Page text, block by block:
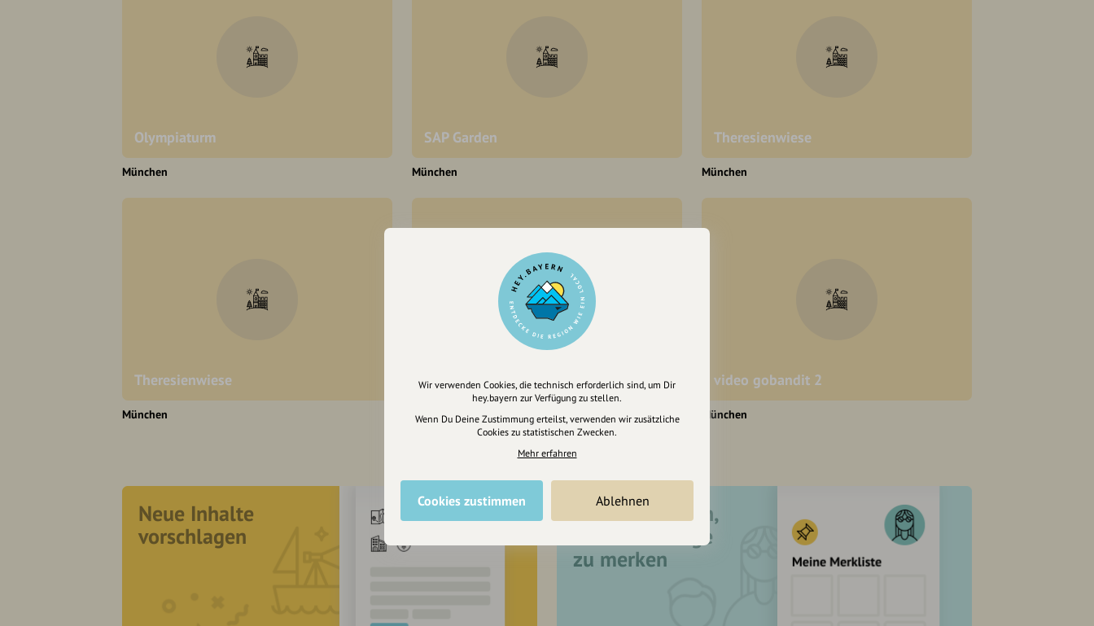
Olympiaturm
München
SAP Garden
München
Theresienwiese
München
Theresienwiese
München
Tollwood-Gelände
München
video gobandit 2
München
Neue Inhalte
vorschlagen
Registriere dich,
um dir Einträge
zu merken
Wir verwenden Cookies, die technisch erforderlich sind, um Dir
hey.bayern zur Verfügung zu stellen.
Wenn Du Deine Zustimmung erteilst, verwenden wir zusätzliche
Cookies zu statistischen Zwecken.
Mehr erfahren
Cookies zustimmen Ablehnen